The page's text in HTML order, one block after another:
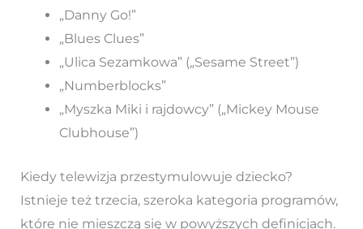
„Danny Go!”
„Blues Clues”
„Ulica Sezamkowa” („Sesame Street”)
„Numberblocks”
„Myszka Miki i rajdowcy” („Mickey Mouse
Clubhouse”)
Kiedy telewizja przestymulowuje dziecko?
Istnieje też trzecia, szeroka kategoria programów,
które nie mieszczą się w powyższych definicjach.